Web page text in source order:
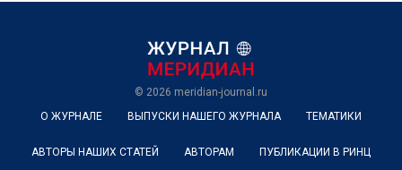
© 2026 meridian-journal.ru
О ЖУРНАЛЕ
ВЫПУСКИ НАШЕГО ЖУРНАЛА ТЕМАТИКИ
АВТОРЫ НАШИХ СТАТЕЙ АВТОРАМ ПУБЛИКАЦИИ В РИНЦ